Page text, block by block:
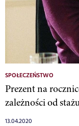
SPOŁECZEŃSTWO
Prezent na
zależności od
13.04.2020